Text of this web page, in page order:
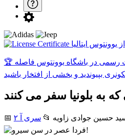
ایتالیا
🏆 فقط ۴ دقیقه با عضویت رسمی در باشگاه یوونتوس فاصله
که به بلونیا سفر می کنند
📅 حسین جوادی زاويه 📂 سری آ